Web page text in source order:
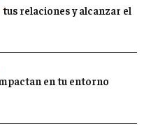
relaciones y alcanzar el
en tu entorno